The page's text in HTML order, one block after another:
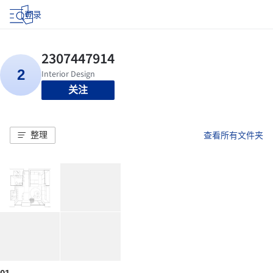
登录
关注
整理 查看所有文件夹